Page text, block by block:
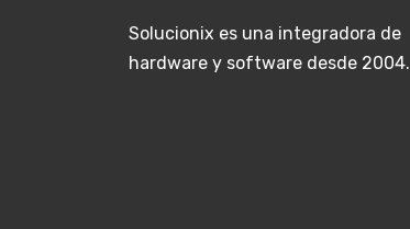
Solucionix es una integradora de
hardware y software desde 2004.